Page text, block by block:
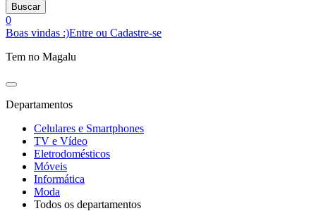
Buscar
0
Boas vindas :)Entre ou Cadastre-se
Tem no Magalu
Departamentos
Celulares e Smartphones
TV e Vídeo
Eletrodomésticos
Móveis
Informática
Moda
Todos os departamentos